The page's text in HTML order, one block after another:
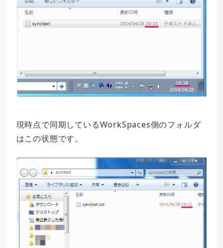
現時点で同期しているWorkSpaces側のフォルダ
はこの状態です。